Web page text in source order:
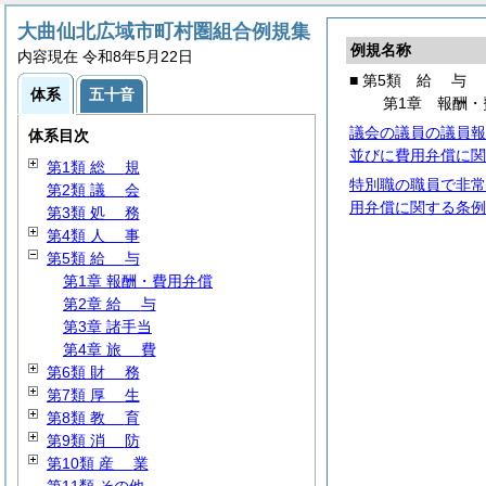
例規名称
■ 第5類 給 与
第1章 報酬・
議会の議員の議員
並びに費用弁償に
特別職の職員で非
用弁償に関する条例
大曲仙北広域市町村圏組合例規集
内容現在 令和8年5月22日
体系 五十音
体系目次
第1類 総 規
第2類 議 会
第3類 処 務
第4類 人 事
第5類 給 与
第1章 報酬・費用弁償
第2章 給 与
第3章 諸手当
第4章 旅 費
第6類 財 務
第7類 厚 生
第8類 教 育
第9類 消 防
第10類 産 業